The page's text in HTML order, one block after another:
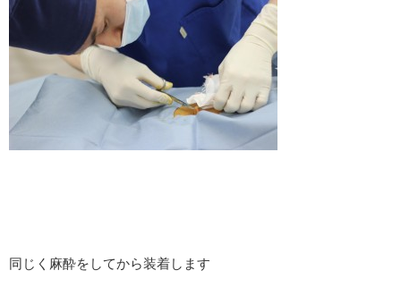
同じく麻酔をしてから装着します